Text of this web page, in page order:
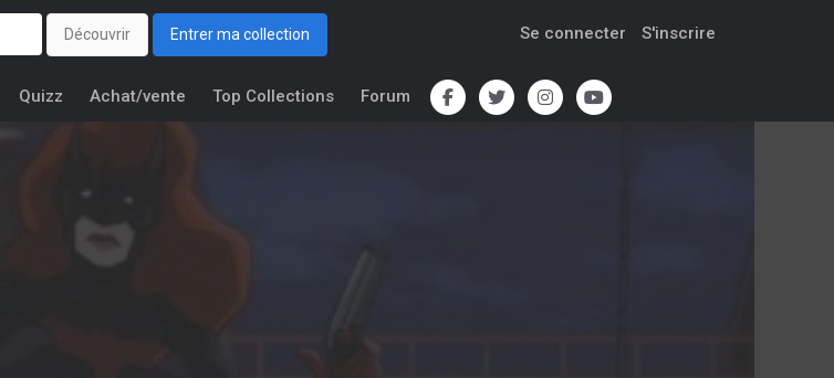
Découvrir Entrer ma collection Se connecter S'inscrire
Quizz Achat/vente Top Collections Forum